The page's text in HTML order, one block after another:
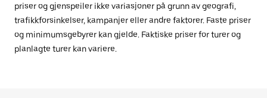
priser og gjenspeiler ikke variasjoner på grunn av geografi,
trafikkforsinkelser, kampanjer eller andre faktorer. Faste priser
og minimumsgebyrer kan gjelde. Faktiske priser for turer og
planlagte turer kan variere.